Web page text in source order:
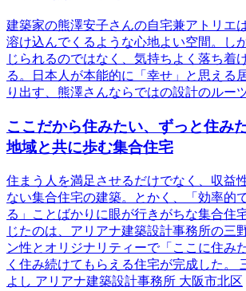
建築家の熊澤安子さんの自宅兼アトリエ
溶け込んでくるような心地よい空間。し
じられるのではなく、気持ちよく落ち着
る。日本人が本能的に「幸せ」と思える
り出す、熊澤さんならではの設計のルー
ここだから住みたい、ずっと住み
地域と共に歩む集合住宅
住まう人を満足させるだけでなく、収益
ない集合住宅の建築。とかく、「効率的
る」ことばかりに眼が行きがちな集合住
じたのは、アリアナ建築設計事務所の三
ン性とオリジナリティーで「ここに住み
く住み続けてもらえる住宅が完成した。
よし アリアナ建築設計事務所 大阪市北区